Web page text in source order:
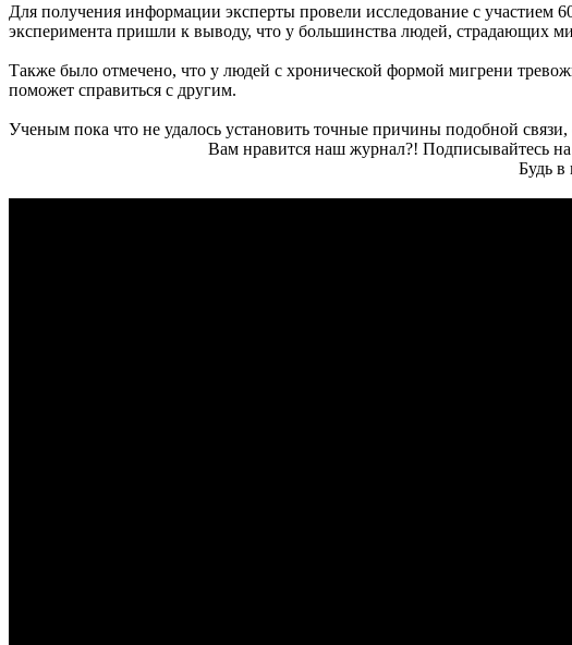
Для получения информации эксперты провели исследование с участием
эксперимента пришли к выводу, что у большинства людей, страдающих
Также было отмечено, что у людей с хронической формой мигрени
поможет справиться с другим.
Ученым пока что не удалось установить точные причины подобной
Вам нравится наш журнал?! Подписывайтесь на
Будь в